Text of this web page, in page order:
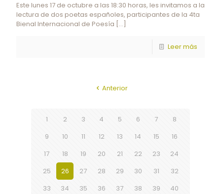
Este lunes 17 de octubre a las 18:30 horas, les invitamos a la
lectura de dos poetas españoles, participantes de la 4ta
Bienal Internacional de Poesía […]
Leer más
Anterior
1 2 3 4 5 6 7
8
9
10 11 12 13 14 15
16
17
18 19 20 21 22 23
24
25
26 27 28 29 30 31
32
33
34 35 36 37 38 39
40